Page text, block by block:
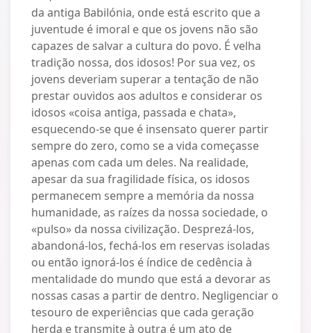
da antiga Babilónia, onde está escrito que a
juventude é imoral e que os jovens não são
capazes de salvar a cultura do povo. É velha
tradição nossa, dos idosos! Por sua vez, os
jovens deveriam superar a tentação de não
prestar ouvidos aos adultos e considerar os
idosos «coisa antiga, passada e chata»,
esquecendo-se que é insensato querer partir
sempre do zero, como se a vida começasse
apenas com cada um deles. Na realidade,
apesar da sua fragilidade física, os idosos
permanecem sempre a memória da nossa
humanidade, as raízes da nossa sociedade, o
«pulso» da nossa civilização. Desprezá-los,
abandoná-los, fechá-los em reservas isoladas
ou então ignorá-los é índice de cedência à
mentalidade do mundo que está a devorar as
nossas casas a partir de dentro. Negligenciar o
tesouro de experiências que cada geração
herda e transmite à outra é um ato de